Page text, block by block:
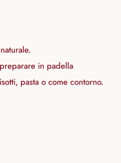
in padella
pasta o come contorno.